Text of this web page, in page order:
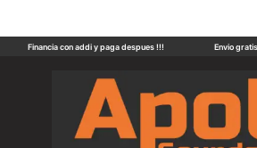
Financia con addi y paga despues !!! Envio